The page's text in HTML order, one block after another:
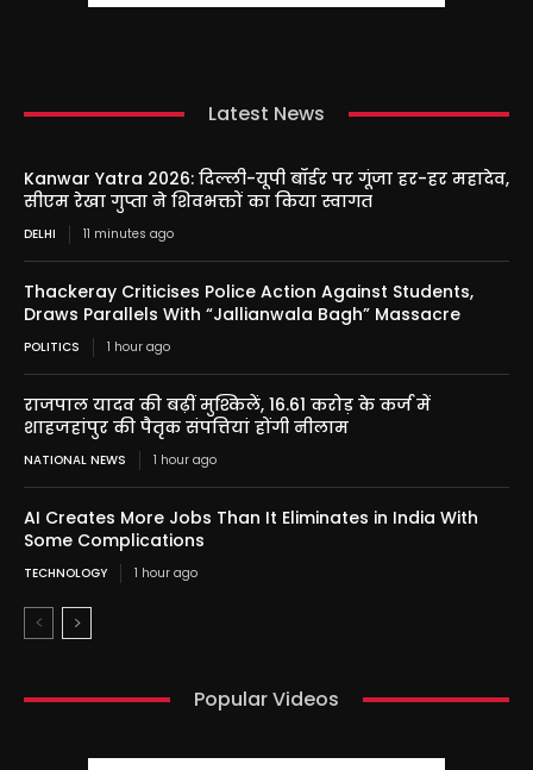
Latest News
Kanwar Yatra 2026: दिल्ली-यूपी बॉर्डर पर गूंजा हर-हर महादेव,
सीएम रेखा गुप्ता ने शिवभक्तों का किया स्वागत
DELHI 11 minutes ago
Thackeray Criticises Police Action Against Students,
Draws Parallels With “Jallianwala Bagh” Massacre
POLITICS 1 hour ago
राजपाल यादव की बढ़ीं मुश्किलें, 16.61 करोड़ के कर्ज में
शाहजहांपुर की पैतृक संपत्तियां होंगी नीलाम
NATIONAL NEWS 1 hour ago
AI Creates More Jobs Than It Eliminates in India With
Some Complications
TECHNOLOGY 1 hour ago
Popular Videos